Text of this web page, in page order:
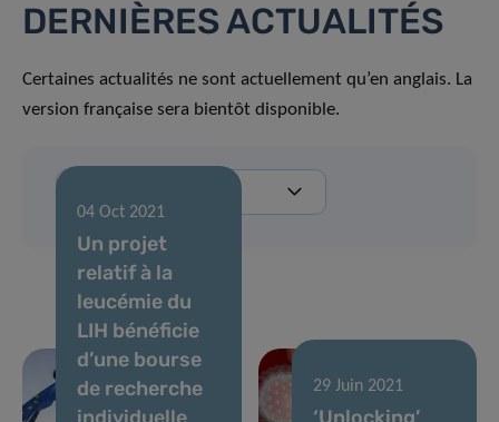
DERNIÈRES ACTUALITÉS
Certaines actualités ne sont actuellement qu’en anglais. La
version française sera bientôt disponible.
04 Oct 2021
Un projet
relatif à la
leucémie du
LIH bénéficie
d’une bourse
de recherche
individuelle
29 Juin 2021
‘Unlocking’